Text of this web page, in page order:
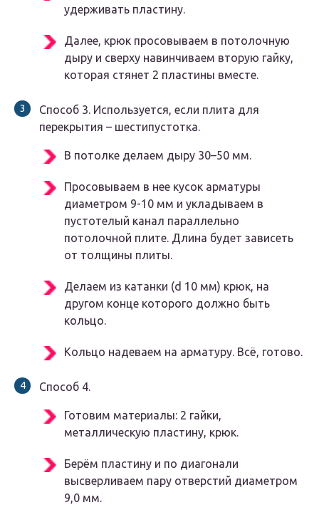
удерживать пластину.
Далее, крюк просовываем в потолочную
дыру и сверху навинчиваем вторую гайку,
которая стянет 2 пластины вместе.
Способ 3. Используется, если плита для
перекрытия – шестипустотка.
В потолке делаем дыру 30–50 мм.
Просовываем в нее кусок арматуры
диаметром 9-10 мм и укладываем в
пустотелый канал параллельно
потолочной плите. Длина будет зависеть
от толщины плиты.
Делаем из катанки (d 10 мм) крюк, на
другом конце которого должно быть
кольцо.
Кольцо надеваем на арматуру. Всё, готово.
Способ 4.
Готовим материалы: 2 гайки,
металлическую пластину, крюк.
Берём пластину и по диагонали
высверливаем пару отверстий диаметром
9,0 мм.